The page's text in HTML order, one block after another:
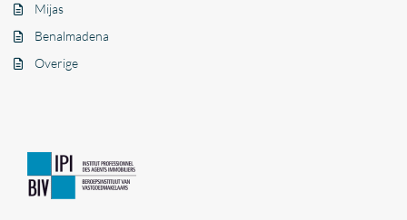
Mijas
Benalmadena
Overige